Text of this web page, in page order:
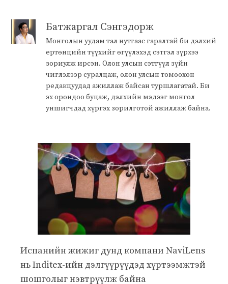
Батжаргал Сэнгэдорж
Монголын уудам тал нутгаас гаралтай би дэлхий
ертөнцийн түүхийг өгүүлэхэд сэтгэл зүрхээ
зориулж ирсэн. Олон улсын сэтгүүл зүйн
чиглэлээр суралцаж, олон улсын томоохон
редакцуудад ажиллаж байсан туршлагатай. Би
эх орондоо буцаж, дэлхийн мэдээг монгол
уншигчдад хүргэх зорилготой ажиллаж байна.
Испанийн жижиг дунд компани NaviLens
нь Inditex-ийн дэлгүүрүүдэд хүртээмжтэй
шошголыг нэвтрүүлж байна